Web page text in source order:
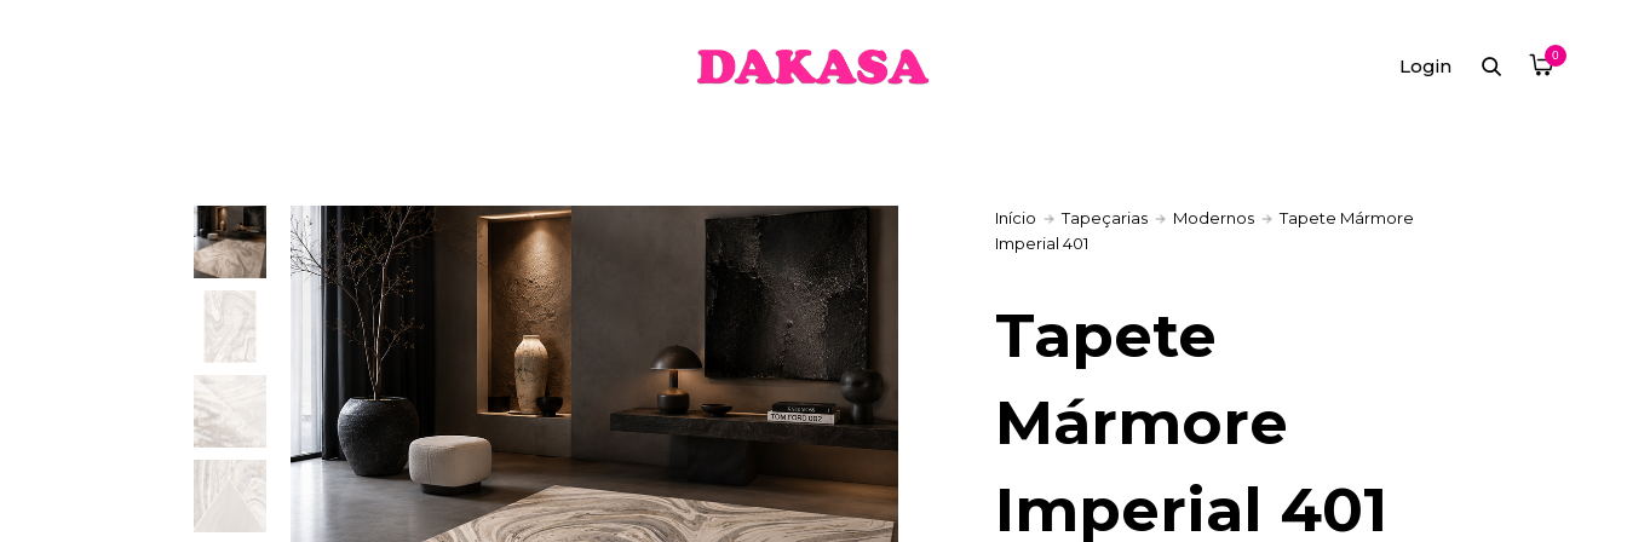
Login 0
Início Tapeçarias Modernos
Tapete Mármore
Imperial 401
Tapete
Mármore
Imperial 401